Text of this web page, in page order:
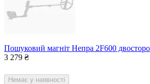
Пошуковий магніт Непра 2F600
3 279 ₴
Немає у наявності